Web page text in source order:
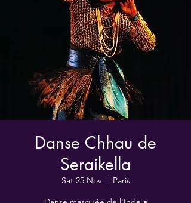
Danse Chhau de
Seraikella
Sat 25 Nov
  |
Paris